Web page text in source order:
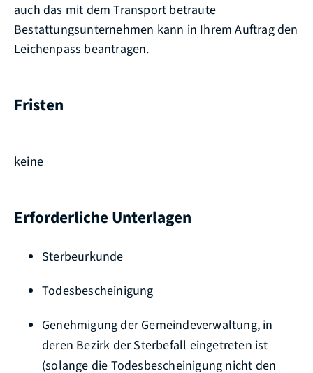
auch das mit dem Transport betraute
Bestattungsunternehmen kann in Ihrem Auftrag den
Leichenpass beantragen.
Fristen
keine
Erforderliche Unterlagen
Sterbeurkunde
Todesbescheinigung
Genehmigung der Gemeindeverwaltung, in
deren Bezirk der Sterbefall eingetreten ist
(solange die Todesbescheinigung nicht den